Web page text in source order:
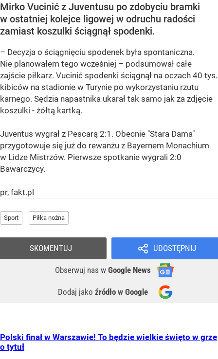
Mirko Vucinić z Juventusu po zdobyciu bramki
w ostatniej kolejce ligowej w odruchu radości
zamiast koszulki ściągnął spodenki.
– Decyzja o ściągnięciu spodenek była spontaniczna.
Nie planowałem tego wcześniej – podsumował całe
zajście piłkarz. Vucinić spodenki ściągnął na oczach 40 tys.
kibiców na stadionie w Turynie po wykorzystaniu rzutu
karnego. Sędzia napastnika ukarał tak samo jak za zdjęcie
koszulki - żółtą kartką.
Juventus wygrał z Pescarą 2:1. Obecnie "Stara Dama"
przygotowuje się już do rewanżu z Bayernem Monachium
w Lidze Mistrzów. Pierwsze spotkanie wygrali 2:0
Bawarczycy.
pr, fakt.pl
Sport Piłka nożna
UDOSTĘPNIJ
Obserwuj nas w Google News
Dodaj jako źródło w Google
SKOMENTUJ
Polski finał w Warszawie! To będzie wielkie święto w grze
o tytuł